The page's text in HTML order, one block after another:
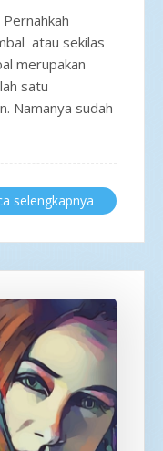
atau sekilas
merupakan
satu
Namanya sudah
selengkapnya